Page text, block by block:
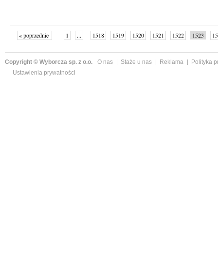
« poprzednie 1 ... 1518 1519 1520 1521 1522 1523
Copyright © Wyborcza sp. z o.o. O nas Staże u nas Reklama
Polityka
Ustawienia prywatności